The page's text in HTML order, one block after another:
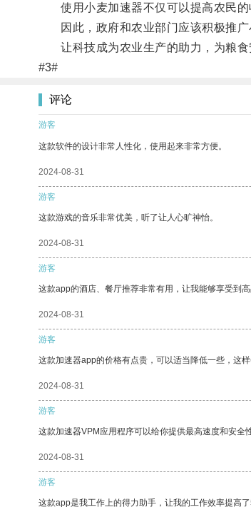
使用小麦加速器不仅可以提高农民的
因此，政府和农业部门应该积极推广
让科技成为农业生产的助力，为粮食
#3#
评论
游客
这款软件的设计非常人性化，使用起来非常方便。
2024-08-31
游客
这款游戏的音乐非常优美，听了让人心旷神怡。
2024-08-31
游客
这款app的酒店、餐厅推荐非常有用，让我能够享受到高
2024-08-31
游客
这款加速器app的价格有点贵，可以适当降低一些，这样
2024-08-31
游客
这款加速器VPM应用程序可以给你提供最高速度和安全
2024-08-31
游客
这款app是我工作上的得力助手，让我的工作效率提高